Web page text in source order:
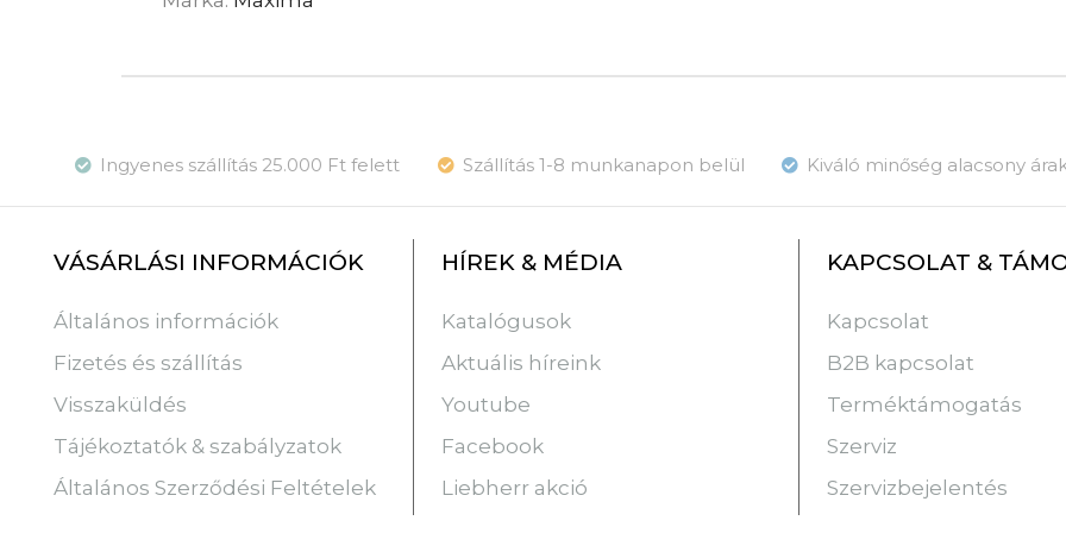
Ingyenes szállítás 25.000 Ft felett Szállítás 1-8 munkanapon belül Kiváló minőség alacsony
VÁSÁRLÁSI INFORMÁCIÓK
Általános információk
Fizetés és szállítás
Visszaküldés
Tájékoztatók & szabályzatok
Általános Szerződési Feltételek
HÍREK & MÉDIA
Katalógusok
Aktuális híreink
Youtube
Facebook
Liebherr akció
KAPCSOLAT &
Kapcsolat
B2B kapcsolat
Terméktámogatás
Szerviz
Szervizbejelentés